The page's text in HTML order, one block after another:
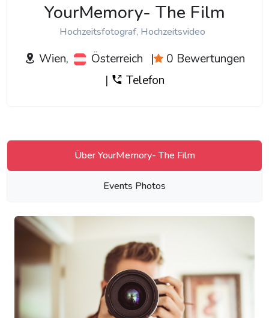
YourMemory- The Film
Hochzeitsfotograf, Hochzeitsvideo
Wien, Österreich |
0 Bewertungen
|
Telefon
Über YourMemory- The Film
Events Photos